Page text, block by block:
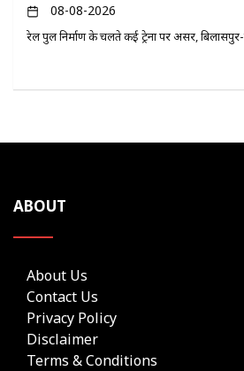
08-08-2026
रेल पुल निर्माण के चलते कई ट्रेनों पर असर, बिलासपुर-
ABOUT
About Us
Contact Us
Privacy Policy
Disclaimer
Terms & Conditions